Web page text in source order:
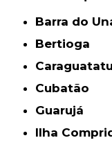
Barra do
Bertioga
Cubatão
Guarujá
Ilha